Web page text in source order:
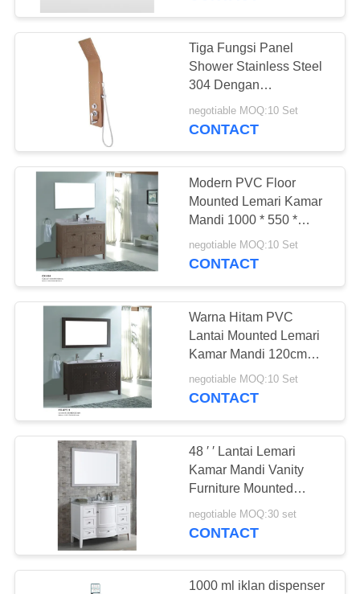
PRIVACY
POLICY
Kabin Mandi Uap
Panel Shower
Stainless Steel
Bathtub Jacuzzi
Berdiri Bebas
65
Lemari Vanity
Kamar Mandi
Tiga Fungsi Panel
Shower Stainless Steel
304 Dengan
Handshower Untuk
Rumah / Hotel
negotiable MOQ:10 Set
CONTACT
Modern PVC Floor
Mounted Lemari Kamar
Mandi 1000 * 550 *
900mm dengan Empat
Laci
negotiable MOQ:10 Set
CONTACT
Warna Hitam PVC
Lantai Mounted Lemari
Kamar Mandi 120cm
Lebar dengan Double
Basin
negotiable MOQ:10 Set
CONTACT
48 ′ ′ Lantai Lemari
Kamar Mandi Vanity
Furniture Mounted
dengan White Glossy
Finish
negotiable MOQ:30 set
CONTACT
1000 ml iklan dispenser